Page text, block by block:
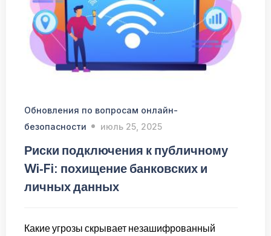
Обновления по вопросам онлайн-
безопасности
июль 25, 2025
Риски подключения к публичному
Wi‑Fi: похищение банковских и
личных данных
Какие угрозы скрывает незашифрованный